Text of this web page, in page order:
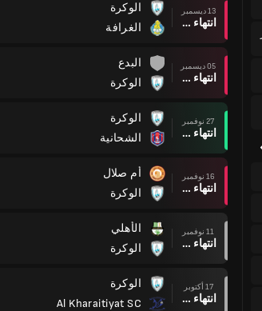
13 ديسمبر
انتهاء وقت المباراة
الوكرة
الغرافة
05 ديسمبر
انتهاء وقت المباراة
البدع
الوكرة
27 نوفمبر
انتهاء وقت المباراة
الوكرة
الشحانية
16 نوفمبر
انتهاء وقت المباراة
أم صلال
الوكرة
11 نوفمبر
انتهاء وقت المباراة
الأهلي
الوكرة
17 أكتوبر
انتهاء وقت المباراة
الوكرة
Al Kharaitiyat SC